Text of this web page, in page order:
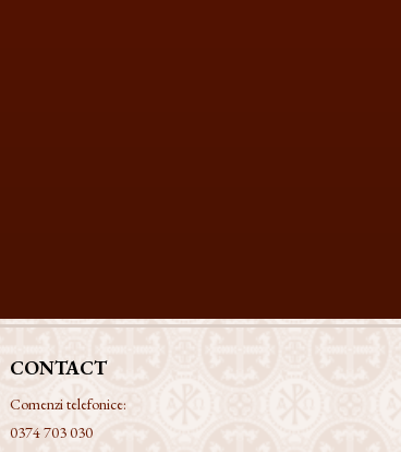
CONTACT
Comenzi telefonice:
0374 703 030